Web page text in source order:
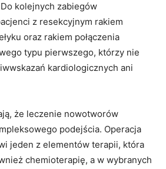
kolejnych zabiegów
z resekcyjnym rakiem
oraz rakiem połączenia
typu pierwszego, którzy nie
kardiologicznych ani
że leczenie nowotworów
podejścia. Operacja
jeden z elementów terapii, która
chemioterapię, a w wybranych